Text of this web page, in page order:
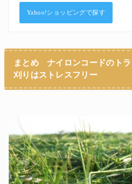
Yahoo!ショッピングで探す
まとめ ナイロンコードのト
刈りはストレスフリー